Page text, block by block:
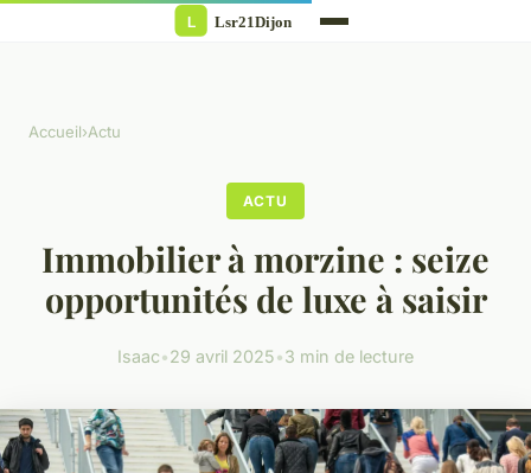
Accueil›Actu
ACTU
Immobilier à morzine : seize
opportunités de luxe à saisir
Isaac•29 avril 2025•3 min de lecture